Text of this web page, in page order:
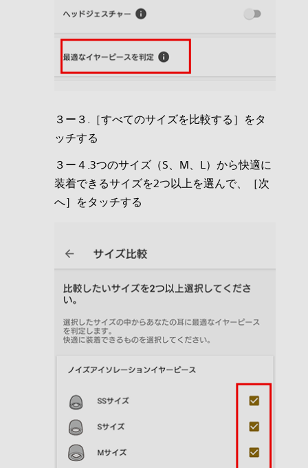
３ー３.［すべてのサイズを比較する］をタ
ッチする
３ー４.3つのサイズ（S、M、L）から快適に
装着できるサイズを2つ以上を選んで、［次
へ］をタッチする